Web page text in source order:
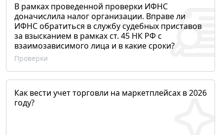
В рамках проведенной проверки ИФНС
доначислила налог организации. Вправе ли
ИФНС обратиться в службу судебных приставов
за взысканием в рамках ст. 45 НК РФ с
взаимозависимого лица и в какие сроки?
Проверки
Как вести учет торговли на маркетплейсах в 2026
году?